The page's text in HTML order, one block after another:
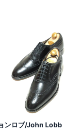
ンロブ/John Lobb